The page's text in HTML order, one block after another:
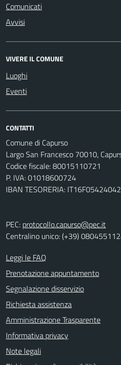
Comunicati
Avvisi
VIVERE IL COMUNE
Luoghi
Eventi
CONTATTI
Comune di Capurso
Largo San Francesco 70010,
Codice fiscale: 80015110721
P. IVA: 01018600724
IBAN TESORERIA:
PEC: protocollo.capurso@pec.it
Centralino unico: (+39)
Leggi le FAQ
Prenotazione appuntamento
Segnalazione disservizio
Richiesta assistenza
Amministrazione Trasparente
Informativa privacy
Note legali